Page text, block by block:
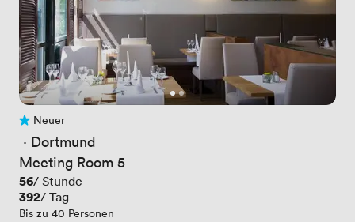
Noch keine Bewertungen
Neuer
· Dortmund
Meeting Room 5
Preis
56/ Stunde
Preis
392/ Tag
Bis zu 40 Personen